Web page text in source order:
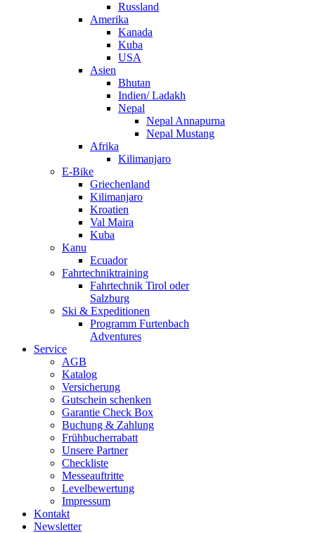
Russland
Amerika
Kanada
Kuba
USA
Asien
Bhutan
Indien/ Ladakh
Nepal
Nepal Annapurna
Nepal Mustang
Afrika
Kilimanjaro
E-Bike
Griechenland
Kilimanjaro
Kroatien
Val Maira
Kuba
Kanu
Ecuador
Fahrtechniktraining
Fahrtechnik Tirol oder
Salzburg
Ski & Expeditionen
Programm Furtenbach
Adventures
Service
AGB
Katalog
Versicherung
Gutschein schenken
Garantie Check Box
Buchung & Zahlung
Frühbucherrabatt
Unsere Partner
Checkliste
Messeauftritte
Levelbewertung
Impressum
Kontakt
Newsletter